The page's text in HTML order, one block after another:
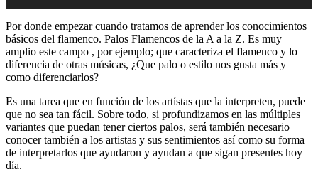
audio
Por donde empezar cuando tratamos de aprender los conocimientos
básicos del flamenco. Palos Flamencos de la A a la Z. Es muy
amplio este campo , por ejemplo; que caracteriza el flamenco y lo
diferencia de otras músicas, ¿Que palo o estilo nos gusta más y
como diferenciarlos?
Es una tarea que en función de los artístas que la interpreten, puede
que no sea tan fácil. Sobre todo, si profundizamos en las múltiples
variantes que puedan tener ciertos palos, será también necesario
conocer también a los artistas y sus sentimientos así como su forma
de interpretarlos que ayudaron y ayudan a que sigan presentes hoy
día.